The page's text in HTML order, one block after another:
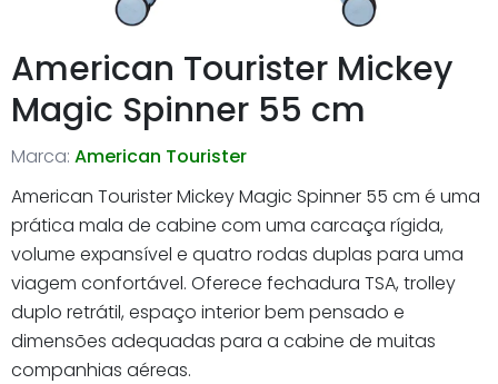
American Tourister Mickey
Magic Spinner 55 cm
Marca: American Tourister
American Tourister Mickey Magic Spinner 55 cm é uma
prática mala de cabine com uma carcaça rígida,
volume expansível e quatro rodas duplas para uma
viagem confortável. Oferece fechadura TSA, trolley
duplo retrátil, espaço interior bem pensado e
dimensões adequadas para a cabine de muitas
companhias aéreas.